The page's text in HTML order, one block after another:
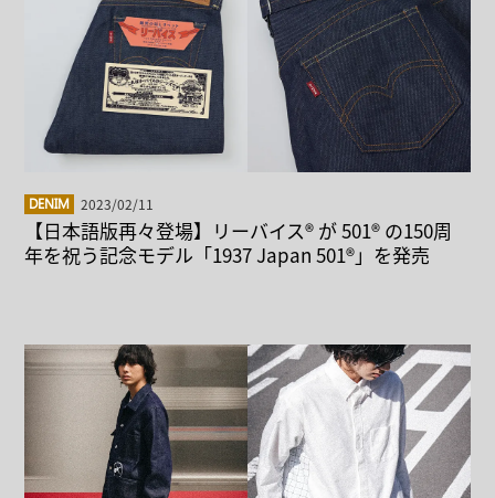
DENIM 2023/02/11
【日本語版再々登場】リーバイス® が 501® の150周
年を祝う記念モデル「1937 Japan 501®」を発売